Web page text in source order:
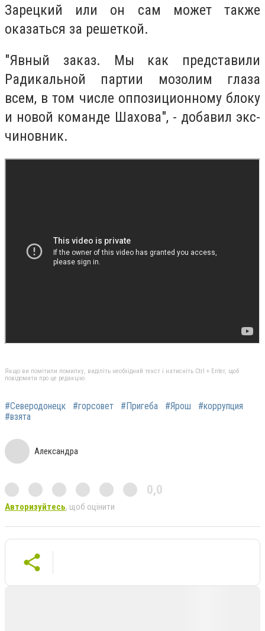
Зарецкий или он сам может также
оказаться за решеткой.
"Явный заказ. Мы как представили
Радикальной партии мозолим глаза
всем, в том числе оппозиционному блоку
и новой команде Шахова", - добавил экс-
чиновник.
Якщо ви помітили помилку, виділіть необхідний текст і натисніть Ctrl + Enter, щоб
повідомити про це редакцію
#Северодонецк #горсовет #Пригеба #Ярош
#коррупция
#взята
Александра
0,0
Авторизуйтесь, щоб оцінити